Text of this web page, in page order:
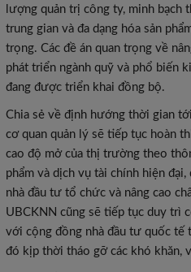
lượng quản trị công ty, minh bạch
trung gian và đa dạng hóa sản
trọng. Các đề án quan trọng về
phát triển ngành quỹ và phổ biến
đang được triển khai đồng bộ.
Chia sẻ về định hướng thời gian
cơ quan quản lý sẽ tiếp tục hoàn
cao độ mở của thị trường theo
phẩm và dịch vụ tài chính hiện
nhà đầu tư tổ chức và nâng cao
UBCKNN cũng sẽ tiếp tục duy trì
với cộng đồng nhà đầu tư quốc tế
đó kịp thời tháo gỡ các khó khăn,